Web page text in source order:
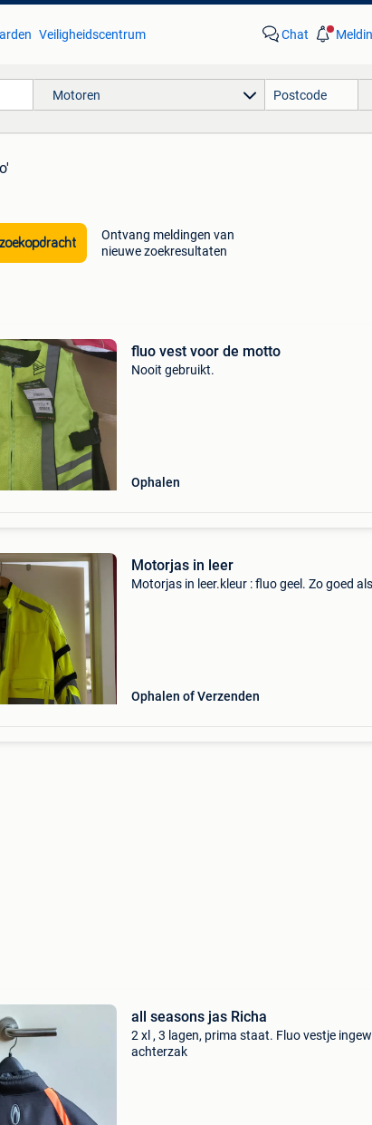
Veiligheidscentrum Chat
Motoren
Ontvang meldingen van
nieuwe zoekresultaten
fluo vest voor de motto
Nooit gebruikt.
Ophalen
Motorjas in leer
Motorjas in leer.kleur : fluo geel. Zo goed
Ophalen of Verzenden
all seasons jas Richa
2 xl , 3 lagen, prima staat. Fluo vestje
achterzak